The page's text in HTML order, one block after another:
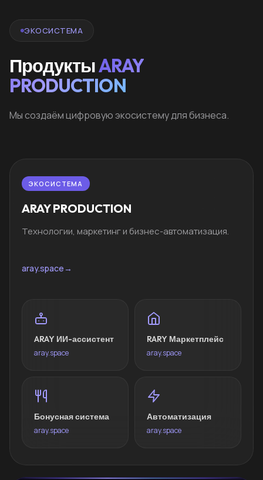
ЭКОСИСТЕМА
ПродуктыARAY
PRODUCTION
Мы создаём цифровую экосистему для бизнеса.
ЭКОСИСТЕМА
ARAY PRODUCTION
Технологии, маркетинг и бизнес-автоматизация.
aray.space→
ARAY ИИ-ассистент
aray.space
RARY Маркетплейс
aray.space
Бонусная система
aray.space
Автоматизация
aray.space